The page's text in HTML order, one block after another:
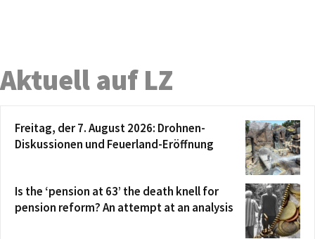
Aktuell auf LZ
Freitag, der 7. August 2026: Drohnen-
Diskussionen und Feuerland-Eröffnung
Is the ‘pension at 63’ the death knell for
pension reform? An attempt at an analysis